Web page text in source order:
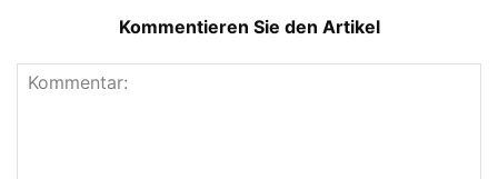
Kommentieren Sie den Artikel